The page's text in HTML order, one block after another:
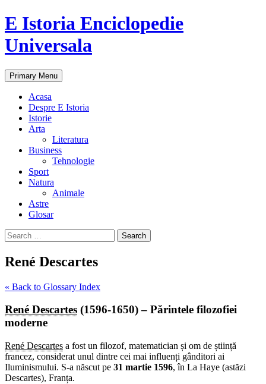
E Istoria Enciclopedie
Universala
Search
Primary Menu Skip
to
Acasa
Despre E Istoria
Istorie
Arta
Literatura
Business
Tehnologie
Sport
Natura
Animale
Astre
Glosar
Search
for:
René Descartes
« Back to Glossary Index
René Descartes (1596-1650) – Părintele filozofiei
moderne
René Descartes a fost un filozof, matematician și om de știință
francez, considerat unul dintre cei mai influenți gânditori ai
Iluminismului. S-a născut pe 31 martie 1596, în La Haye (astăzi
Descartes), Franța.